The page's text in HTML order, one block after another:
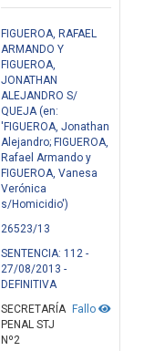
FIGUEROA, RAFAEL
ARMANDO Y
FIGUEROA,
JONATHAN
ALEJANDRO S/
QUEJA (en:
'FIGUEROA, Jonathan
Alejandro; FIGUEROA,
Rafael Armando y
FIGUEROA, Vanesa
Verónica
s/Homicidio')
26523/13
SENTENCIA: 112 -
27/08/2013 -
DEFINITIVA
Fallo
SECRETARÍA
PENAL STJ
Nº2